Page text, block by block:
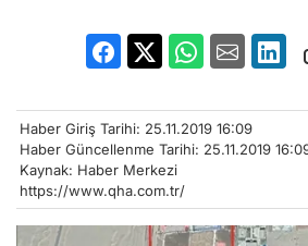
Haber Giriş Tarihi: 25.11.2019 16:09
Haber Güncellenme Tarihi: 25.11.2019
Kaynak: Haber Merkezi
https://www.qha.com.tr/